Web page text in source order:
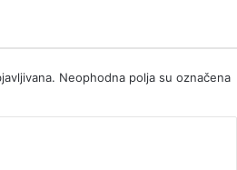
Neophodna polja su označena